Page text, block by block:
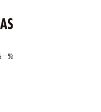
一覧